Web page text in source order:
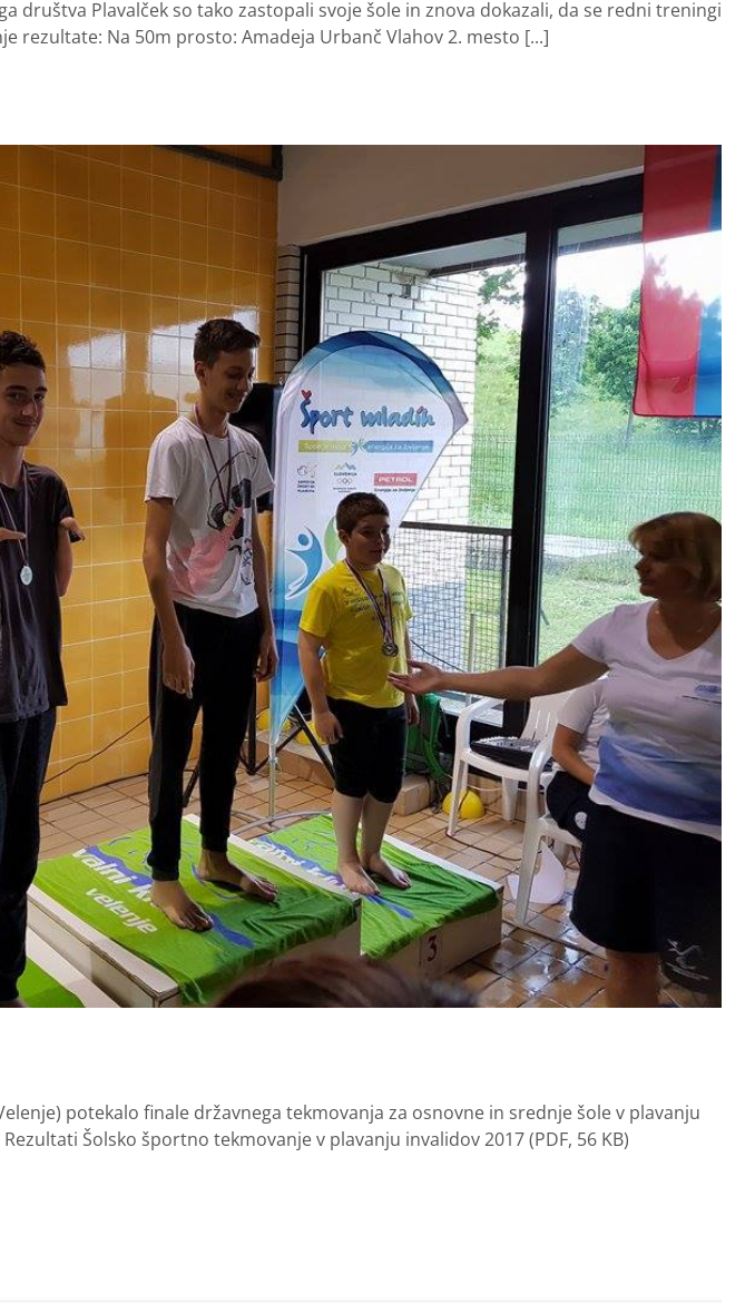
društva Plavalček so tako zastopali svoje šole in znova dokazali, da se redni treningi
rezultate: Na 50m prosto: Amadeja Urbanč Vlahov 2. mesto [...]
potekalo finale državnega tekmovanja za osnovne in srednje šole v plavanju
Šolsko športno tekmovanje v plavanju invalidov 2017 (PDF, 56 KB)